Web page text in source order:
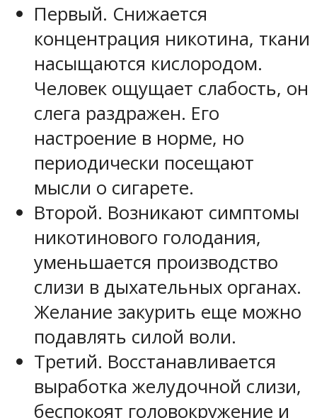
Первый. Снижается
концентрация никотина, ткани
насыщаются кислородом.
Человек ощущает слабость, он
слега раздражен. Его
настроение в норме, но
периодически посещают
мысли о сигарете.
Второй. Возникают симптомы
никотинового голодания,
уменьшается производство
слизи в дыхательных органах.
Желание закурить еще можно
подавлять силой воли.
Третий. Восстанавливается
выработка желудочной слизи,
беспокоят головокружение и